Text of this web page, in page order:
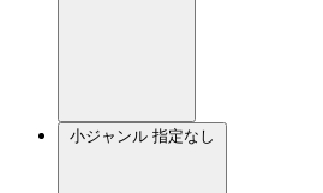
小ジャンル 指定なし